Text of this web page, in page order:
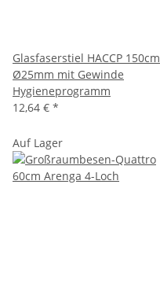
Glasfaserstiel HACCP 150cm
Ø25mm mit Gewinde
Hygieneprogramm
12,64 € *
Auf Lager